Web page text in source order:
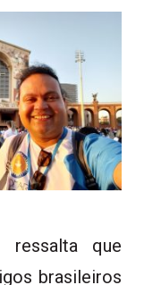
que
brasileiros